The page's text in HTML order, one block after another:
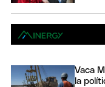
Vaca
la